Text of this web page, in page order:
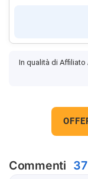
In qualità di Affiliato
Commenti 37